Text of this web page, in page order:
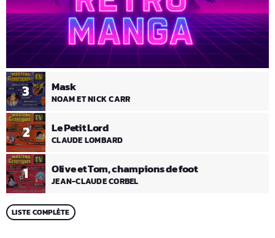
1 Olive et Tom, champions de foot
JEAN-CLAUDE CORBEL
2 Le Petit Lord
CLAUDE LOMBARD
3 Mask
NOAM ET NICK CARR
LISTE COMPLÈTE